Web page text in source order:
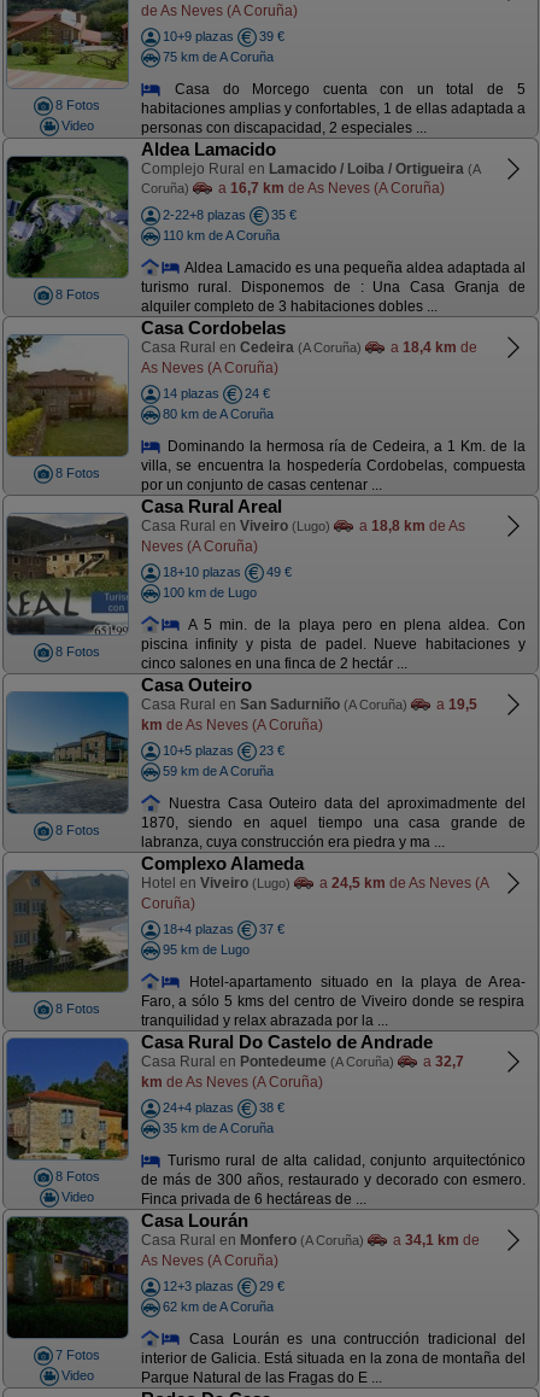
8 Fotos
Video
de As Neves (A Coruña)
10+9 plazas
39 €
75 km de A Coruña
Casa do Morcego cuenta con un total de 5
habitaciones amplias y confortables, 1 de ellas adaptada a
personas con discapacidad, 2 especiales ...
8 Fotos
Aldea Lamacido
Complejo Rural en Lamacido / Loiba / Ortigueira (A
Coruña)
a 16,7 km de As Neves (A Coruña)
2-22+8 plazas
35 €
110 km de A Coruña
Aldea Lamacido es una pequeña aldea adaptada al
turismo rural. Disponemos de : Una Casa Granja de
alquiler completo de 3 habitaciones dobles ...
8 Fotos
Casa Cordobelas
Casa Rural en Cedeira (A Coruña) a 18,4 km de
As Neves (A Coruña)
14 plazas
24 €
80 km de A Coruña
Dominando la hermosa ría de Cedeira, a 1 Km. de la
villa, se encuentra la hospedería Cordobelas, compuesta
por un conjunto de casas centenar ...
8 Fotos
Casa Rural Areal
Casa Rural en Viveiro (Lugo) a 18,8 km de As
Neves (A Coruña)
18+10 plazas
49 €
100 km de Lugo
A 5 min. de la playa pero en plena aldea. Con
piscina infinity y pista de padel. Nueve habitaciones y
cinco salones en una finca de 2 hectár ...
8 Fotos
Casa Outeiro
Casa Rural en San Sadurniño (A Coruña) a 19,5
km de As Neves (A Coruña)
10+5 plazas
23 €
59 km de A Coruña
Nuestra Casa Outeiro data del aproximadmente del
1870, siendo en aquel tiempo una casa grande de
labranza, cuya construcción era piedra y ma ...
8 Fotos
Complexo Alameda
Hotel en Viveiro (Lugo) a 24,5 km de As Neves (A
Coruña)
18+4 plazas
37 €
95 km de Lugo
Hotel-apartamento situado en la playa de Area-
Faro, a sólo 5 kms del centro de Viveiro donde se respira
tranquilidad y relax abrazada por la ...
8 Fotos
Video
Casa Rural Do Castelo de Andrade
Casa Rural en Pontedeume (A Coruña) a 32,7
km de As Neves (A Coruña)
24+4 plazas
38 €
35 km de A Coruña
Turismo rural de alta calidad, conjunto arquitectónico
de más de 300 años, restaurado y decorado con esmero.
Finca privada de 6 hectáreas de ...
7 Fotos
Video
Casa Lourán
Casa Rural en Monfero (A Coruña) a 34,1 km de
As Neves (A Coruña)
12+3 plazas
29 €
62 km de A Coruña
Casa Lourán es una contrucción tradicional del
interior de Galicia. Está situada en la zona de montaña del
Parque Natural de las Fragas do E ...